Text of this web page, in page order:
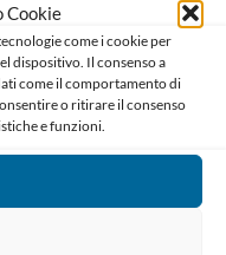
Cookie
come i cookie per
dispositivo. Il consenso a
come il comportamento di
o ritirare il consenso
e funzioni.